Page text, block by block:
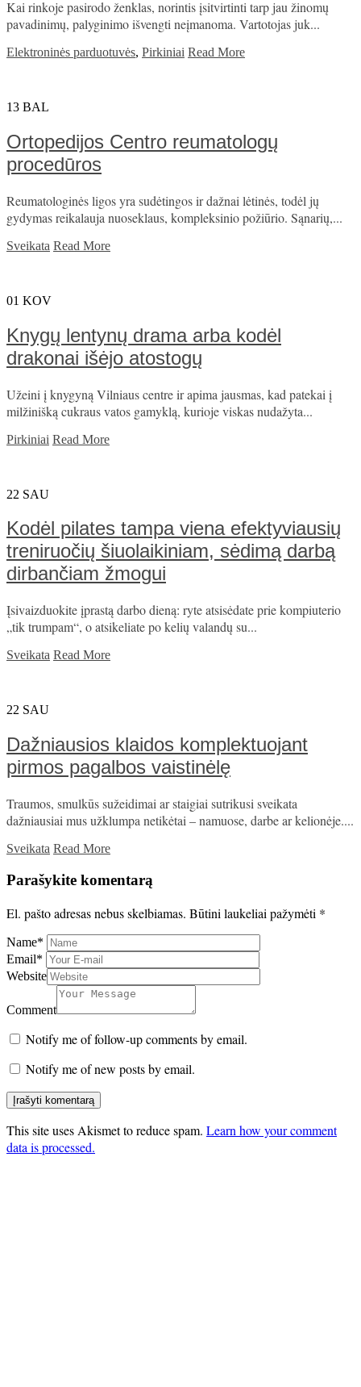
Kai rinkoje pasirodo ženklas, norintis įsitvirtinti tarp jau žinomų
pavadinimų, palyginimo išvengti neįmanoma. Vartotojas juk...
Elektroninės parduotuvės, Pirkiniai Read More
13 BAL
Ortopedijos Centro reumatologų
procedūros
Reumatologinės ligos yra sudėtingos ir dažnai lėtinės, todėl jų
gydymas reikalauja nuoseklaus, kompleksinio požiūrio. Sąnarių,...
Sveikata Read More
01 KOV
Knygų lentynų drama arba kodėl
drakonai išėjo atostogų
Užeini į knygyną Vilniaus centre ir apima jausmas, kad patekai į
milžinišką cukraus vatos gamyklą, kurioje viskas nudažyta...
Pirkiniai Read More
22 SAU
Kodėl pilates tampa viena efektyviausių
treniruočių šiuolaikiniam, sėdimą darbą
dirbančiam žmogui
Įsivaizduokite įprastą darbo dieną: ryte atsisėdate prie kompiuterio
„tik trumpam“, o atsikeliate po kelių valandų su...
Sveikata Read More
22 SAU
Dažniausios klaidos komplektuojant
pirmos pagalbos vaistinėlę
Traumos, smulkūs sužeidimai ar staigiai sutrikusi sveikata
dažniausiai mus užklumpa netikėtai – namuose, darbe ar kelionėje....
Sveikata Read More
Parašykite komentarą
El. pašto adresas nebus skelbiamas. Būtini laukeliai pažymėti *
Name*
Email*
Website
Comment
Notify me of follow-up comments by email.
Notify me of new posts by email.
This site uses Akismet to reduce spam. Learn how your comment
data is processed.